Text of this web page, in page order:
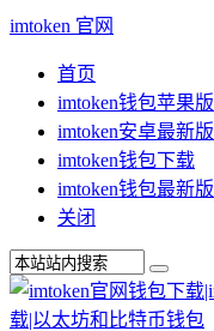
imtoken 官网
首页
imtoken钱包苹果版
imtoken安卓最新版
imtoken钱包下载
imtoken钱包最新版
关闭